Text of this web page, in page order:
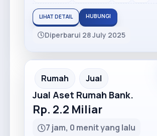
LIHAT DETAIL HUBUNGI
Diperbarui 28 July 2025
Recommended
Rumah Jual
Jual Aset Rumah Bank.
Rp. 2.2 Miliar
7 jam, 0 menit yang lalu